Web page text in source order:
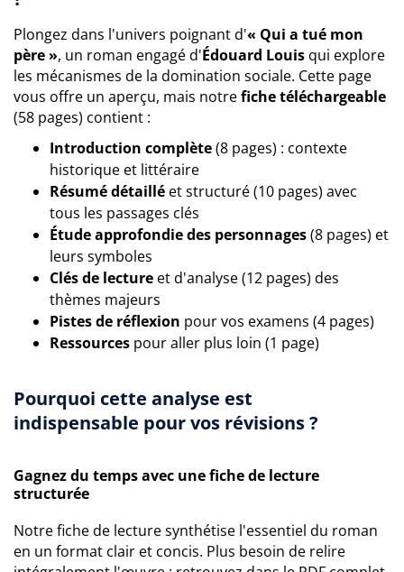
Plongez dans l'univers poignant d'« Qui a tué mon
père », un roman engagé d'Édouard Louis qui explore
les mécanismes de la domination sociale. Cette page
vous offre un aperçu, mais notrefiche téléchargeable
(58 pages) contient :
Introduction complète(8 pages) : contexte
historique et littéraire
Résumé détaillé et structuré (10 pages) avec
tous les passages clés
Étude approfondie des personnages(8 pages) et
leurs symboles
Clés de lecture et d'analyse (12 pages) des
thèmes majeurs
Pistes de réflexion pour vos examens (4 pages)
Ressources pour aller plus loin (1 page)
Pourquoi cette analyse est
indispensable pour vos révisions ?
Gagnez du temps avec une fiche de lecture
structurée
Notre fiche de lecture synthétise l'essentiel du roman
en un format clair et concis. Plus besoin de relire